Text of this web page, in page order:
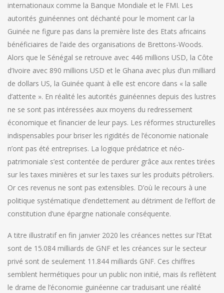
internationaux comme la Banque Mondiale et le FMI. Les
autorités guinéennes ont déchanté pour le moment car la
Guinée ne figure pas dans la première liste des Etats africains
bénéficiaires de l’aide des organisations de Brettons-Woods.
Alors que le Sénégal se retrouve avec 446 millions USD, la Côte
d’Ivoire avec 890 millions USD et le Ghana avec plus d’un milliard
de dollars US, la Guinée quant à elle est encore dans « la salle
d’attente ». En réalité les autorités guinéennes depuis des lustres
ne se sont pas intéressées aux moyens du redressement
économique et financier de leur pays. Les réformes structurelles
indispensables pour briser les rigidités de l’économie nationale
n’ont pas été entreprises. La logique prédatrice et néo-
patrimoniale s’est contentée de perdurer grâce aux rentes tirées
sur les taxes minières et sur les taxes sur les produits pétroliers.
Or ces revenus ne sont pas extensibles. D’où le recours à une
politique systématique d’endettement au détriment de l’effort de
constitution d’une épargne nationale conséquente.
A titre illustratif en fin janvier 2020 les créances nettes sur l’Etat
sont de 15.084 milliards de GNF et les créances sur le secteur
privé sont de seulement 11.844 milliards GNF. Ces chiffres
semblent hermétiques pour un public non initié, mais ils reflètent
le drame de l’économie guinéenne car traduisant une réalité